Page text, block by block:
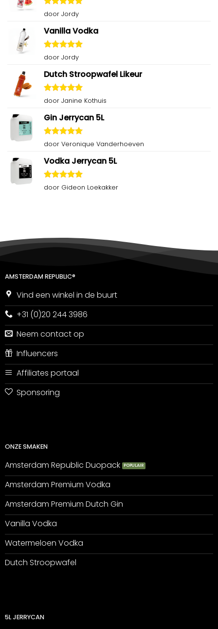
Gewaardeerd
door Jordy
Vanilla Vodka
Gewaardeerd
door Jordy
Dutch Stroopwafel Likeur
Gewaardeerd
door Janine Kothuis
Gin Jerrycan 5L
Gewaardeerd
door Veronique Vanderhoeven
Vodka Jerrycan 5L
Gewaardeerd
door Gideon Loekakker
AMSTERDAM REPUBLIC®
Vind een winkel in de buurt
+31 (0)20 244 3986
Neem contact op
Influencers
Affiliates portaal
Sponsoring
ONZE SMAKEN
Amsterdam Republic Duopack
Amsterdam Premium Vodka
Amsterdam Premium Dutch Gin
Vanilla Vodka
Watermeloen Vodka
Dutch Stroopwafel
5L JERRYCAN